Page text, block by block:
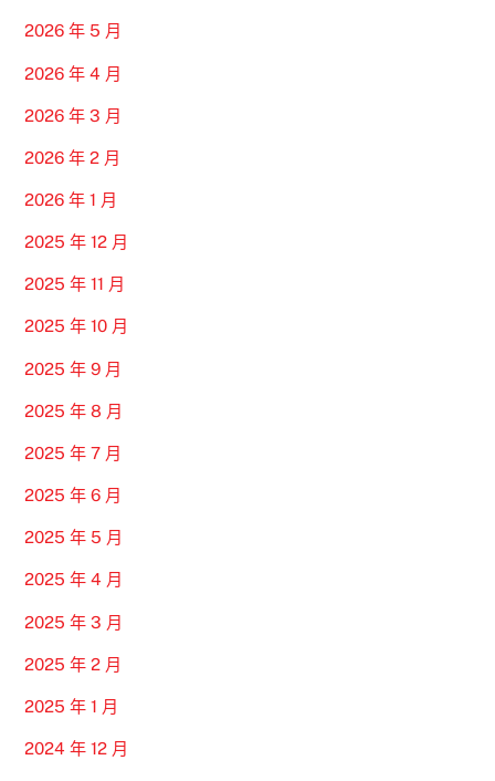
2026 年 5 月
2026 年 4 月
2026 年 3 月
2026 年 2 月
2026 年 1 月
2025 年 12 月
2025 年 11 月
2025 年 10 月
2025 年 9 月
2025 年 8 月
2025 年 7 月
2025 年 6 月
2025 年 5 月
2025 年 4 月
2025 年 3 月
2025 年 2 月
2025 年 1 月
2024 年 12 月